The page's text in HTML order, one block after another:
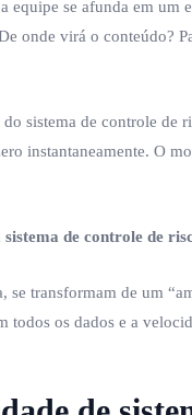
equipe se afunda em
onde virá o conteúdo?
sistema de controle de
instantaneamente. O
sistema de controle de
transformam de um
todos os dados e a